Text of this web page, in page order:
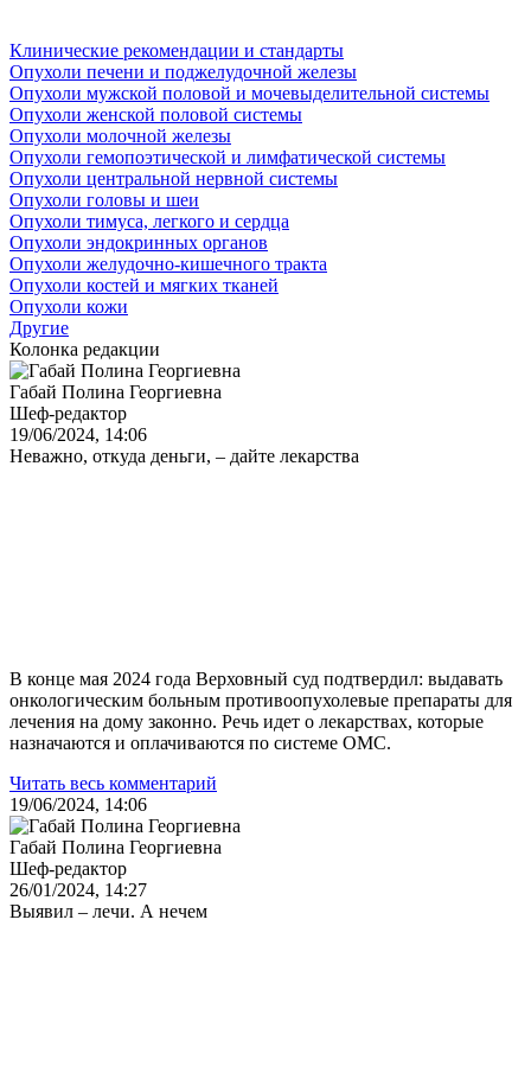
Клинические рекомендации и стандарты
Опухоли печени и поджелудочной железы
Опухоли мужской половой и мочевыделительной системы
Опухоли женской половой системы
Опухоли молочной железы
Опухоли гемопоэтической и лимфатической системы
Опухоли центральной нервной системы
Опухоли головы и шеи
Опухоли тимуса, легкого и сердца
Опухоли эндокринных органов
Опухоли желудочно-кишечного тракта
Опухоли костей и мягких тканей
Опухоли кожи
Другие
Колонка редакции
Габай Полина Георгиевна
Шеф-редактор
19/06/2024, 14:06
Неважно, откуда деньги, – дайте лекарства
В конце мая 2024 года Верховный суд подтвердил: выдавать
онкологическим больным противоопухолевые препараты для
лечения на дому законно. Речь идет о лекарствах, которые
назначаются и оплачиваются по системе ОМС.
Читать весь комментарий
19/06/2024, 14:06
Габай Полина Георгиевна
Шеф-редактор
26/01/2024, 14:27
Выявил – лечи. А нечем